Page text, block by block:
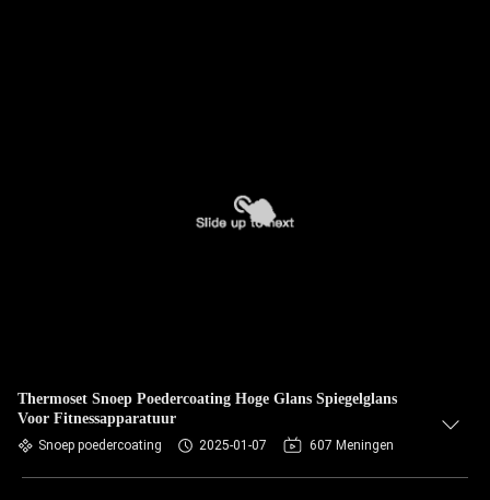
Thermoset Snoep Poedercoating Hoge Glans Spiegelglans
Voor Fitnessapparatuur
Snoep poedercoating 2025-01-07 607 Meningen